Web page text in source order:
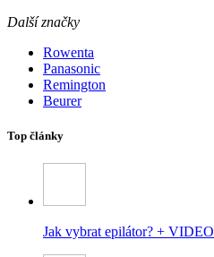
Další značky
Rowenta
Panasonic
Remington
Beurer
Top články
Jak vybrat epilátor? + VIDEO